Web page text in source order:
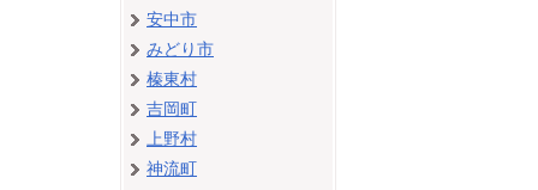
安中市
みどり市
榛東村
吉岡町
上野村
神流町